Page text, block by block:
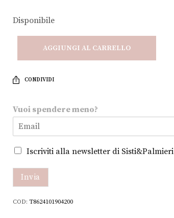
Disponibile
AGGIUNGI AL CARRELLO
CONDIVIDI
Vuoi spendere meno?
m
e
n
?
V
Iscriviti alla newsletter di Sisti&Palmieri
Invia
COD: T8624101904200